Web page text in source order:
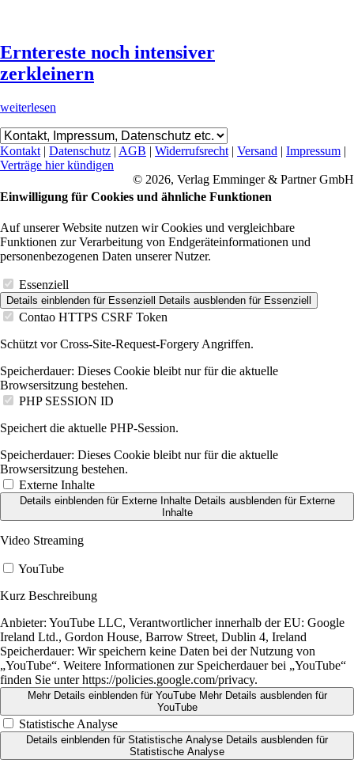
Erntereste noch intensiver
zerkleinern
weiterlesen
Kontakt| Datenschutz | AGB | Widerrufsrecht| Versand | Impressum |
Verträge hier kündigen
© 2026, Verlag Emminger & Partner GmbH
Einwilligung für Cookies und ähnliche Funktionen
Auf unserer Website nutzen wir Cookies und vergleichbare
Funktionen zur Verarbeitung von Endgeräteinformationen und
personenbezogenen Daten unserer Nutzer.
Essenziell
Details einblenden für Essenziell Details ausblenden für Essenziell
Contao HTTPS CSRF Token
Schützt vor Cross-Site-Request-Forgery Angriffen.
Speicherdauer: Dieses Cookie bleibt nur für die aktuelle
Browsersitzung bestehen.
PHP SESSION ID
Speichert die aktuelle PHP-Session.
Speicherdauer: Dieses Cookie bleibt nur für die aktuelle
Browsersitzung bestehen.
Externe Inhalte
Details einblendenfür Externe Inhalte Details ausblendenfür Externe
Inhalte
Video Streaming
YouTube
Kurz Beschreibung
Anbieter: YouTube LLC, Verantwortlicher innerhalb der EU: Google
Ireland Ltd., Gordon House, Barrow Street, Dublin 4, Ireland
Speicherdauer: Wir speichern keine Daten bei der Nutzung von
„YouTube“. Weitere Informationen zur Speicherdauer bei „YouTube“
finden Sie unter https://policies.google.com/privacy.
Mehr Details einblendenfür YouTube Mehr Details ausblendenfür
YouTube
Statistische Analyse
Details einblenden für Statistische Analyse Details ausblenden für
Statistische Analyse